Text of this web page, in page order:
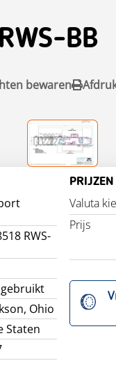
BB
bewaren
RWS-
Ohio
Staten
PRIJZEN
Valuta
Prijs